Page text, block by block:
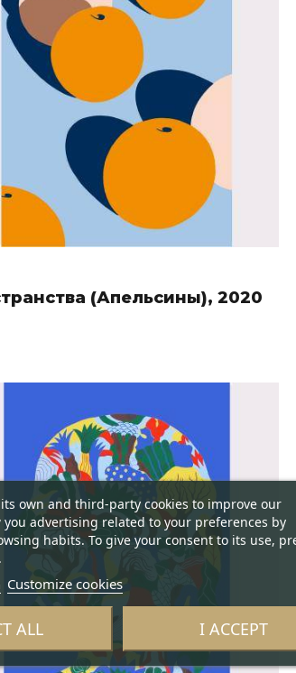
(Апельсины), 2020
own and third-party cookies to improve our
you advertising related to your preferences by
habits. To give your consent to its use,
Customize cookies
ALL I ACCEPT